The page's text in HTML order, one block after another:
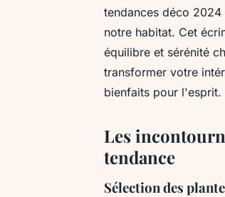
tendances déco 2024
notre habitat. Cet
équilibre et sérénité
transformer votre
bienfaits pour l'esprit.
Les
tendance
Sélection des